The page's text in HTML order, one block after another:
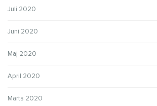
Juli 2020
Juni 2020
Maj 2020
April 2020
Marts 2020